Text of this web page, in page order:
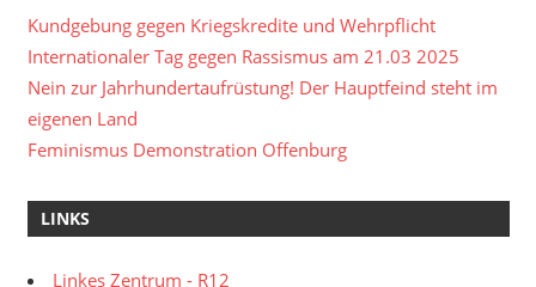
Kundgebung gegen Kriegskredite und Wehrpflicht
Internationaler Tag gegen Rassismus am 21.03 2025
Nein zur Jahrhundertaufrüstung! Der Hauptfeind steht im
eigenen Land
Feminismus Demonstration Offenburg
LINKS
Linkes Zentrum - R12